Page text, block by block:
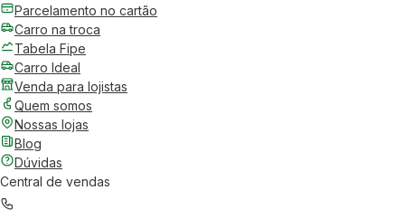
Parcelamento no cartão
Carro na troca
Tabela Fipe
Carro Ideal
Venda para lojistas
Quem somos
Nossas lojas
Blog
Dúvidas
Central de vendas